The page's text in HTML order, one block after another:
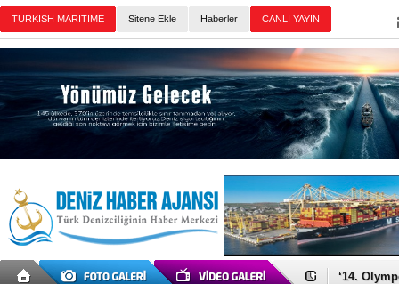
TURKISH MARITIME Sitene Ekle Haberler CANLI YAYIN
Denizcilik
‘14.